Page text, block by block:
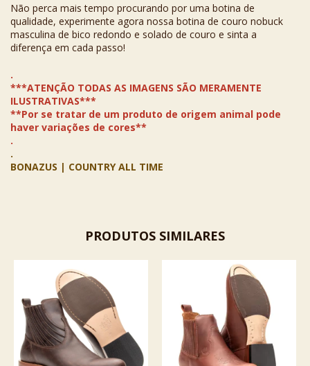
Não perca mais tempo procurando por uma botina de
qualidade, experimente agora nossa botina de couro nobuck
masculina de bico redondo e solado de couro e sinta a
diferença em cada passo!
.
***ATENÇÃO TODAS AS IMAGENS SÃO MERAMENTE
ILUSTRATIVAS***
**Por se tratar de um produto de origem animal pode
haver variações de cores**
.
.
BONAZUS | COUNTRY ALL TIME
PRODUTOS SIMILARES